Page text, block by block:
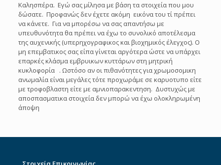
Καλησπέρα. Εγώ σας μίλησα με βάση τα στοιχεία που μου
δώσατε. Προφανώς δεν έχετε ακόμη εικόνα του τί πρέπει
να κάνετε. Για να μπορέσω να σας απαντήσω με
υπευθυνότητα θα πρέπει να έχω το συνολικό αποτέλεσμα
της αυχενικής (υπερηχογραφικος και βιοχημικός έλεγχος). Ο
μη επεμβατικος σας είπα γίνεται αργότερα ώστε να υπάρχει
επαρκές κλάσμα εμβρυικων κυττάρων στη μητρική
κυκλοφορία . Ωστόσο αν οι πιθανότητες για χρωμοσομικη
ανωμαλία είναι μεγάλες τότε προχωράμε σε καρυοτυπο είτε
με τροφοβλαστη είτε με αμνιοπαρακεντηση. Δυστυχώς με
αποσπασματικα στοιχεία δεν μπορώ να έχω ολοκληρωμένη
άποψη